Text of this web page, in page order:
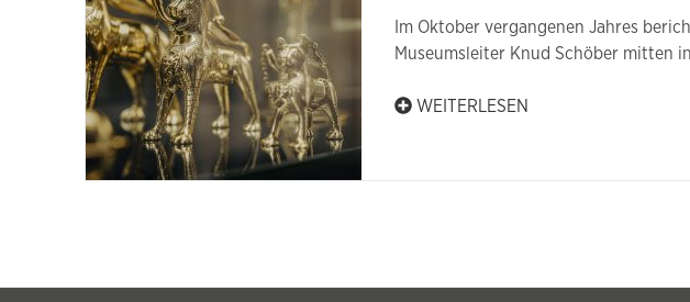
Im Oktober vergangenen Jahres
Museumsleiter Knud Schöber mitten
WEITERLESEN